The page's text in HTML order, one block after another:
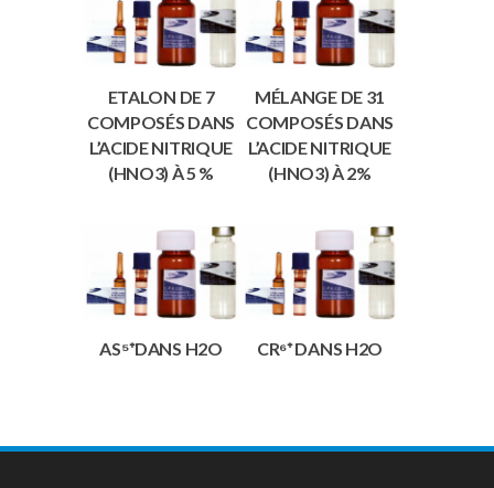
ETALON DE 7
COMPOSÉS DANS
L’ACIDE NITRIQUE
(HNO3) À 5 %
MÉLANGE DE 31
COMPOSÉS DANS
L’ACIDE NITRIQUE
(HNO3) À 2%
AS⁵⁺DANS H2O CR⁶⁺ DANS H2O